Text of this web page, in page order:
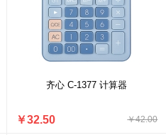
齐心 C-1377 计算器
￥42.00
￥32.50